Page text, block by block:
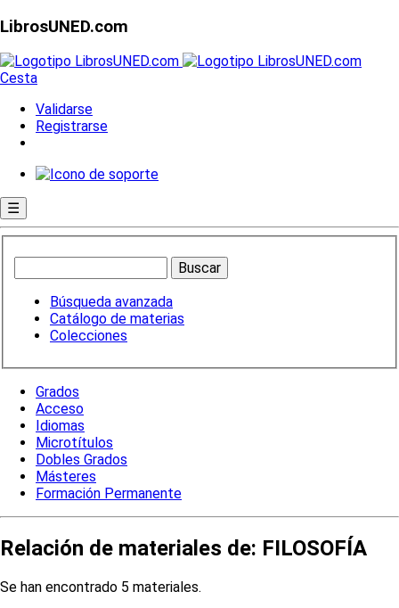
LibrosUNED.com
Cesta
Validarse
Registrarse
☰
Búsqueda avanzada
Catálogo de materias
Colecciones
Grados
Acceso
Idiomas
Microtítulos
Dobles Grados
Másteres
Formación Permanente
Relación de materiales de: FILOSOFÍA
Se han encontrado 5 materiales.